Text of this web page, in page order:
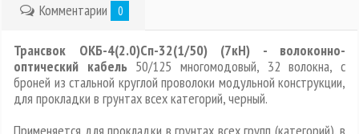
Комментарии
0
Трансвок ОКБ-4(2.0)Сп-32(1/50) (7кН) - волоконно-
оптический кабель50/125 многомодовый, 32 волокна, с
броней из стальной круглой проволоки модульной конструкции,
для прокладки в грунтах всех категорий, черный.